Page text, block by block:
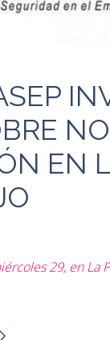
EN
29, en La